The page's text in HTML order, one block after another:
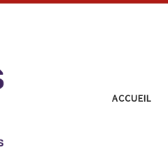
ACCUEIL